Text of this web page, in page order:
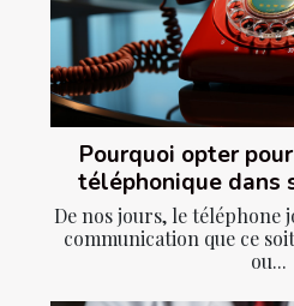
Pourquoi opter
téléphonique dans
De nos jours, le téléphone
communication que ce
ou...